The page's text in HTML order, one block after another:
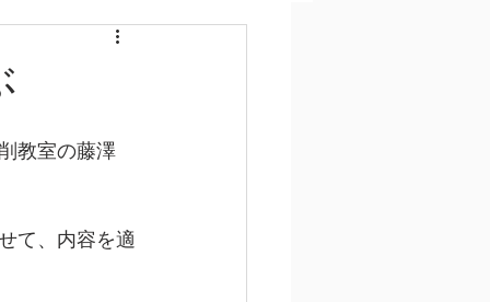
教室の藤澤
て、内容を適